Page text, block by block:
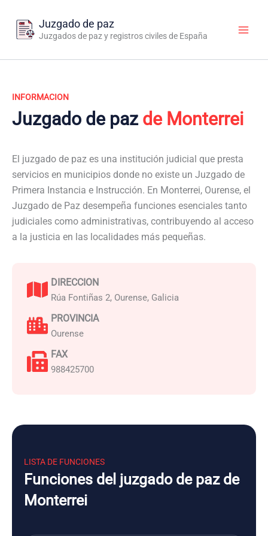
contenido
Juzgado de paz
Juzgados de paz y registros civiles de España
INFORMACION
Juzgado de paz de Monterrei
El juzgado de paz es una institución judicial que presta
servicios en municipios donde no existe un Juzgado de
Primera Instancia e Instrucción. En Monterrei, Ourense, el
Juzgado de Paz desempeña funciones esenciales tanto
judiciales como administrativas, contribuyendo al acceso
a la justicia en las localidades más pequeñas.
DIRECCION
Rúa Fontiñas 2, Ourense, Galicia
PROVINCIA
Ourense
FAX
988425700
LISTA DE FUNCIONES
Funciones del juzgado de paz de
Monterrei